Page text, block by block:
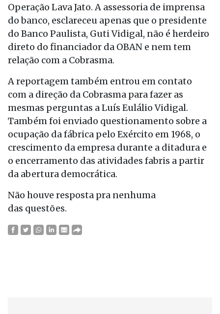
Operação Lava Jato. A assessoria de imprensa
do banco, esclareceu apenas que o presidente
do Banco Paulista, Guti Vidigal, não é herdeiro
direto do financiador da OBAN e nem tem
relação com a Cobrasma.
A reportagem também entrou em contato
com a direção da Cobrasma para fazer as
mesmas perguntas a Luís Eulálio Vidigal.
Também foi enviado questionamento sobre a
ocupação da fábrica pelo Exército em 1968, o
crescimento da empresa durante a ditadura e
o encerramento das atividades fabris a partir
da abertura democrática.
Não houve resposta pra nenhuma
das questões.